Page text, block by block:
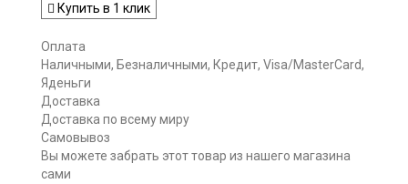
Купить в 1 клик
Оплата
Наличными, Безналичными, Кредит, Visa/MasterCard,
Яденьги
Доставка
Доставка по всему миру
Самовывоз
Вы можете забрать этот товар из нашего магазина
сами